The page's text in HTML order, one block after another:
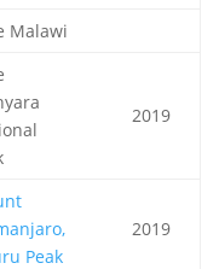
Malawi
2019
Peak
2019